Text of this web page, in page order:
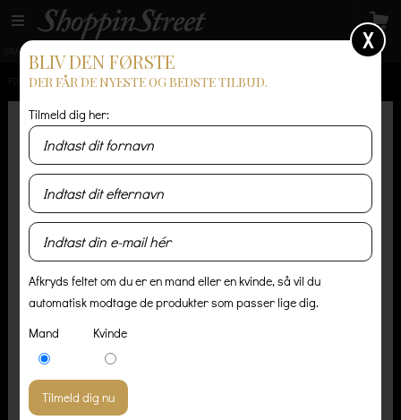
GRATIS LEVERING
FORSIDE / HERRE / SKO OG STØVLER / NEW BALANCE MRL247WB
X
BLIV DEN FØRSTE
DER FÅR DE NYESTE OG BEDSTE TILBUD.
Tilmeld dig her:
Afkryds feltet om du er en mand eller en kvinde, så vil du
automatisk modtage de produkter som passer lige dig.
Mand
Kvinde